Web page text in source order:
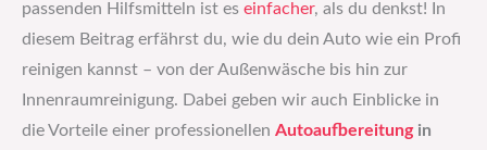
passenden Hilfsmitteln ist es einfacher, als du denkst! In
diesem Beitrag erfährst du, wie du dein Auto wie ein Profi
reinigen kannst – von der Außenwäsche bis hin zur
Innenraumreinigung. Dabei geben wir auch Einblicke in
die Vorteile einer professionellen Autoaufbereitungin